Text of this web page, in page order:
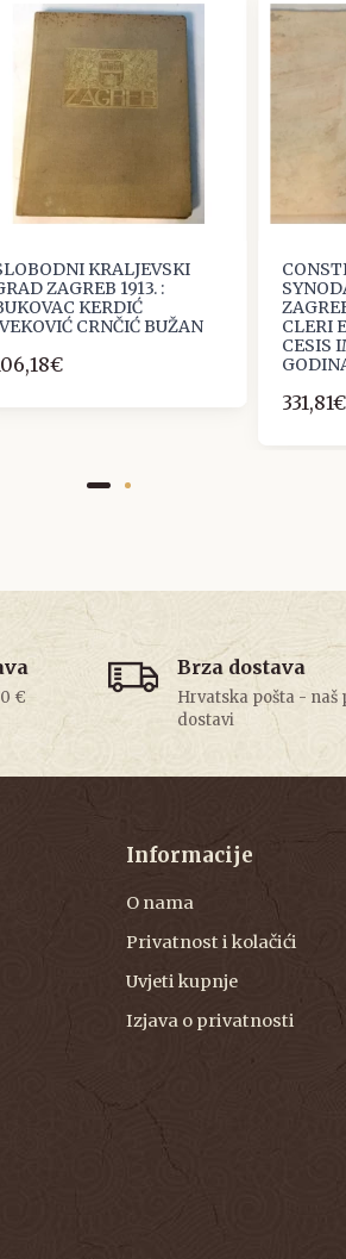
KRALJEVSKI
ZAGREB 1913. :
KERDIĆ
CRNČIĆ BUŽAN
CLERI
CESIS
331,81€
€
Brza dostava
Hrvatska pošta - naš
dostavi
Informacije
O nama
Privatnost i kolačići
Uvjeti kupnje
Izjava o privatnosti